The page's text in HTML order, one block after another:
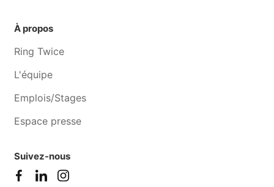
À propos
Ring Twice
L'équipe
Emplois/Stages
Espace presse
Suivez-nous